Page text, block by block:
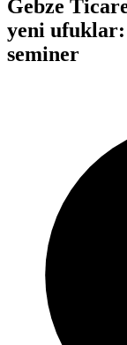
Gebze
yeni
seminer